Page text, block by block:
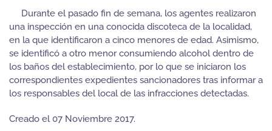
Durante el pasado fin de semana, los agentes realizaron
una inspección en una conocida discoteca de la localidad,
en la que identificaron a cinco menores de edad. Asimismo,
se identificó a otro menor consumiendo alcohol dentro de
los baños del establecimiento, por lo que se iniciaron los
correspondientes expedientes sancionadores tras informar a
los responsables del local de las infracciones detectadas.
Creado el07 Noviembre 2017.